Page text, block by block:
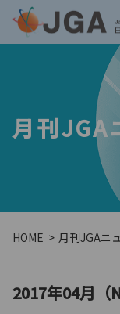
月刊JGA
HOME 月刊JGAニ
2017年04月（